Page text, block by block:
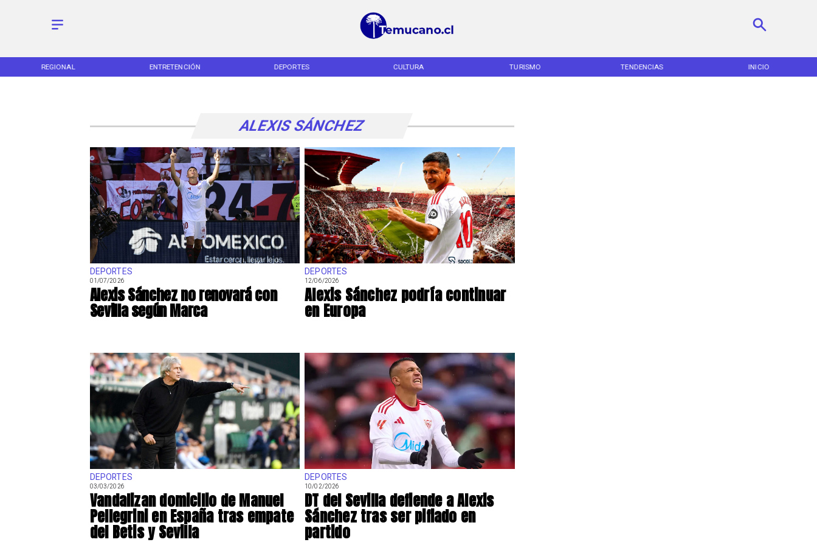
REGIONAL ENTRETENCIÓN DEPORTES CULTURA TURISMO TENDENCIAS INICIO
DEPORTES
01/07/2026
Alexis Sánchez no renovará con
Sevilla según Marca
DEPORTES
12/06/2026
Alexis Sánchez podría continuar
en Europa
DEPORTES
03/03/2026
Vandalizan domicilio de Manuel
Pellegrini en España tras empate
del Betis y Sevilla
DEPORTES
10/02/2026
DT del Sevilla defiende a Alexis
Sánchez tras ser pifiado en
partido
ALEXIS SÁNCHEZ